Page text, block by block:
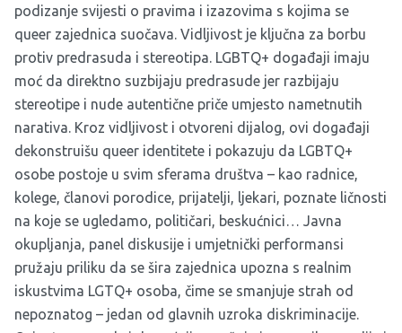
podizanje svijesti o pravima i izazovima s kojima se
queer zajednica suočava. Vidljivost je ključna za borbu
protiv predrasuda i stereotipa. LGBTQ+ događaji imaju
moć da direktno suzbijaju predrasude jer razbijaju
stereotipe i nude autentične priče umjesto nametnutih
narativa. Kroz vidljivost i otvoreni dijalog, ovi događaji
dekonstruišu queer identitete i pokazuju da LGBTQ+
osobe postoje u svim sferama društva – kao radnice,
kolege, članovi porodice, prijatelji, ljekari, poznate ličnosti
na koje se ugledamo, političari, beskućnici… Javna
okupljanja, panel diskusije i umjetnički performansi
pružaju priliku da se šira zajednica upozna s realnim
iskustvima LGTQ+ osoba, čime se smanjuje strah od
nepoznatog – jedan od glavnih uzroka diskriminacije.